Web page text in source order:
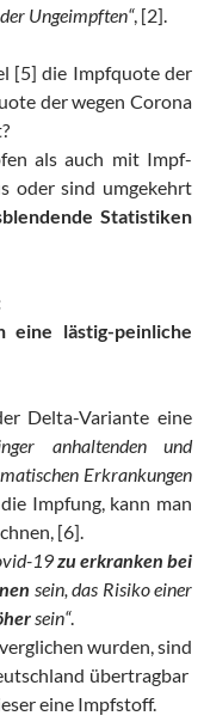
Ungeimpften“, [2].
[5] die Impfquote der
der wegen Corona
als auch mit Impf-
oder sind umgekehrt
Statistiken
eine lästig-peinliche
Delta-Variante eine
anhaltenden und
Erkrankungen
Impfung, kann man
[6].
19zu erkranken bei
sein, das Risiko einer
sein“.
wurden, sind
übertragbar
eine Impfstoff.